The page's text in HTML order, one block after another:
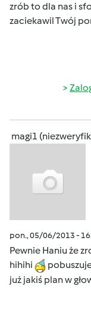
zrób to dla nas i
zaciekawil Twój
magi1
pon., 05/06/2013 -
Pewnie Haniu że
hihihi
już jakiś plan w